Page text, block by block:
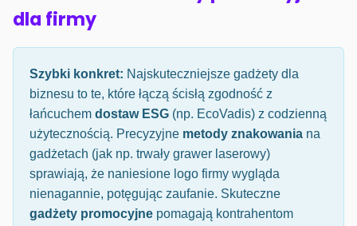
dla firmy
Szybki konkret: Najskuteczniejsze gadżety dla
biznesu to te, które łączą ścisłą zgodność z
łańcuchem dostaw ESG (np. EcoVadis) z codzienną
użytecznością. Precyzyjne metody znakowania na
gadżetach (jak np. trwały grawer laserowy)
sprawiają, że naniesione logo firmy wygląda
nienagannie, potęgując zaufanie. Skuteczne
gadżety promocyjne pomagają kontrahentom